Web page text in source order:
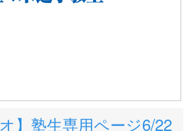
】塾生専用ページ6/22